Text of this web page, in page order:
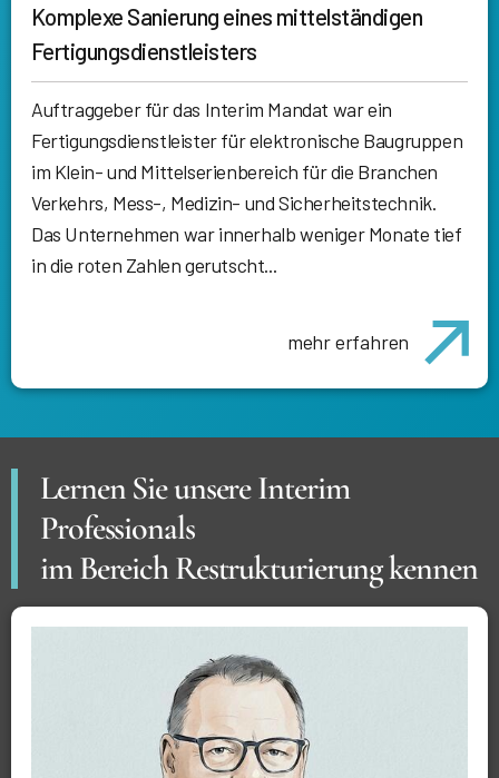
Komplexe Sanierung eines mittelständigen
Fertigungsdienstleisters
Auftraggeber für das Interim Mandat war ein
Fertigungsdienstleister für elektronische Baugruppen
im Klein- und Mittelserienbereich für die Branchen
Verkehrs, Mess-, Medizin- und Sicherheitstechnik.
Das Unternehmen war innerhalb weniger Monate tief
in die roten Zahlen gerutscht...
mehr erfahren
Lernen Sie unsere Interim
Professionals
im Bereich Restrukturierung kennen